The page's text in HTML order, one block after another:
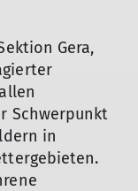
Gera,
Schwerpunkt
in